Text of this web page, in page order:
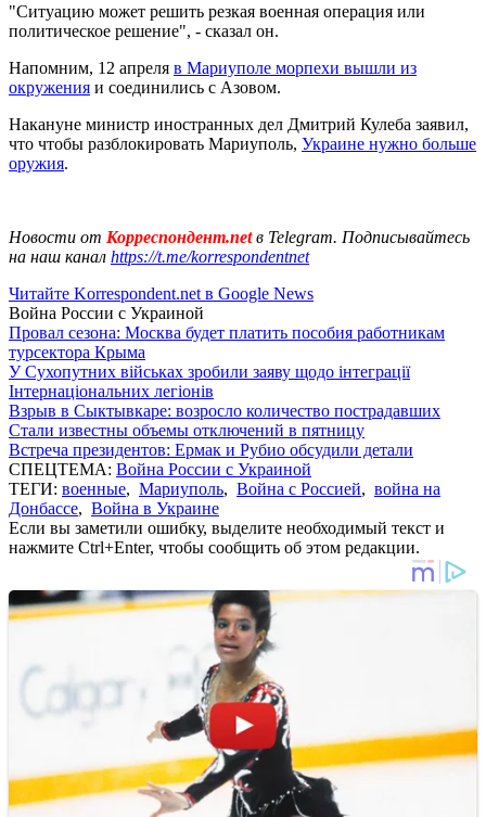
"Ситуацию может решить резкая военная операция или
политическое решение", - сказал он.
Напомним, 12 апреля в Мариуполе морпехи вышли из
окружения и соединились с Азовом.
Накануне министр иностранных дел Дмитрий Кулеба заявил,
что чтобы разблокировать Мариуполь, Украине нужно больше
оружия.
Новости от Корреспондент.netв Telegram. Подписывайтесь
на наш канал https://t.me/korrespondentnet
Читайте Korrespondent.net в Google News
Война России с Украиной
Провал сезона: Москва будет платить пособия работникам
турсектора Крыма
У Сухопутних військах зробили заяву щодо інтеграції
Інтернаціональних легіонів
Взрыв в Сыктывкаре: возросло количество пострадавших
Стали известны объемы отключений в пятницу
Встреча президентов: Ермак и Рубио обсудили детали
СПЕЦТЕМА: Война России с Украиной
ТЕГИ: военные, Мариуполь, Война с Россией, война на
Донбассе, Война в Украине
Если вы заметили ошибку, выделите необходимый текст и
нажмите Ctrl+Enter, чтобы сообщить об этом редакции.